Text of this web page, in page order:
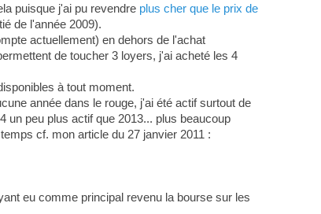
puisque j'ai pu revendre plus cher que le prix de
de l'année 2009).
actuellement) en dehors de l'achat
de toucher 3 loyers, j'ai acheté les 4
à tout moment.
année dans le rouge, j'ai été actif surtout de
un peu plus actif que 2013... plus beaucoup
cf. mon article du 27 janvier 2011 :
eu comme principal revenu la bourse sur les